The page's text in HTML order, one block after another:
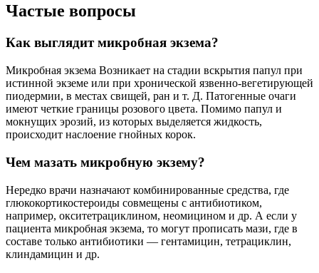
Частые вопросы
Как выглядит микробная экзема?
Микробная экзема Возникает на стадии вскрытия папул при
истинной экземе или при хронической язвенно-вегетирующей
пиодермии, в местах свищей, ран и т. Д. Патогенные очаги
имеют четкие границы розового цвета. Помимо папул и
мокнущих эрозий, из которых выделяется жидкость,
происходит наслоение гнойных корок.
Чем мазать микробную экзему?
Нередко врачи назначают комбинированные средства, где
глюкокортикостероиды совмещены с антибиотиком,
например, окситетрациклином, неомицином и др. А если у
пациента микробная экзема, то могут прописать мази, где в
составе только антибиотики — гентамицин, тетрациклин,
клиндамицин и др.